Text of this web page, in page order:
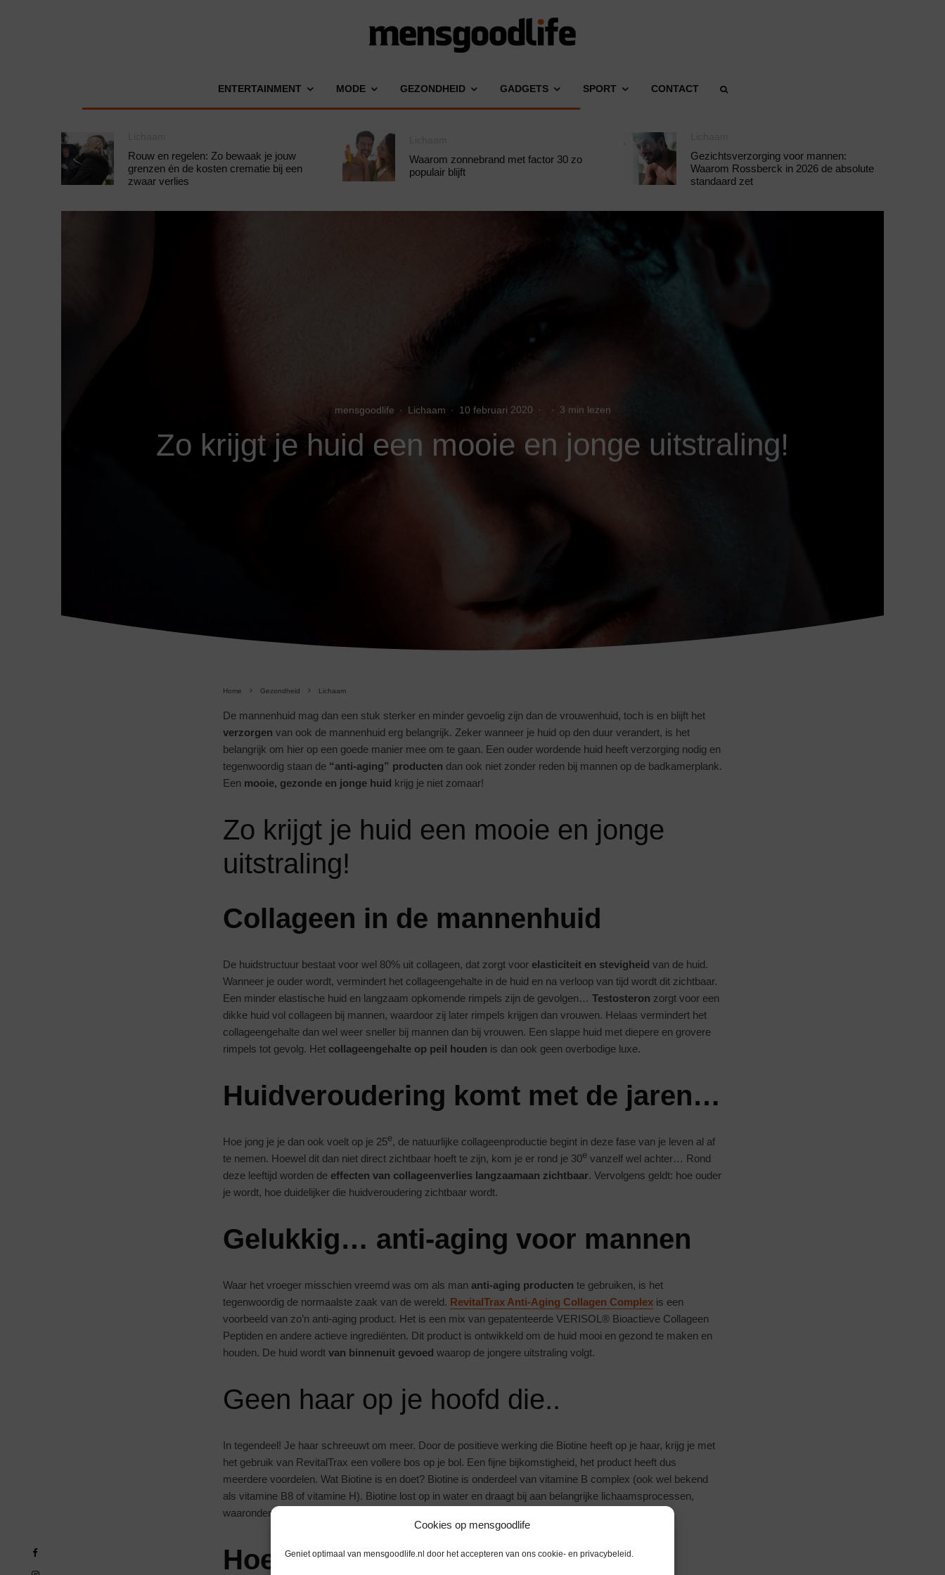
Cookies op mensgoodlife
Geniet optimaal van mensgoodlife.nl door het accepteren van ons cookie- en privacybeleid.
ENTERTAINMENT MODE GEZONDHEID GADGETS SPORT CONTACT
Rouw en regelen: Zo bewaak je jouw
grenzen én de kosten crematie bij een
zwaar verlies
Waarom zonnebrand met factor 30 zo
populair blijft
Gezichtsverzorging voor mannen:
Waarom Rossberck in 2026 de absolute
standaard zet
mensgoodlife · Lichaam · 10 februari 2020 · · 3 min lezen
Zo krijgt je huid een mooie en jonge uitstraling!
Home Gezondheid Lichaam
De mannenhuid mag dan een stuk sterker en minder gevoelig zijn dan de vrouwenhuid, toch is en blijft het
verzorgen van ook de mannenhuid erg belangrijk. Zeker wanneer je huid op den duur verandert, is het
belangrijk om hier op een goede manier mee om te gaan. Een ouder wordende huid heeft verzorging nodig en
tegenwoordig staan de “anti-aging” producten dan ook niet zonder reden bij mannen op de badkamerplank.
Een mooie, gezonde en jonge huid krijg je niet zomaar!
Zo krijgt je huid een mooie en jonge
uitstraling!
Collageen in de mannenhuid
De huidstructuur bestaat voor wel 80% uit collageen, dat zorgt voor elasticiteit en stevigheid van de huid.
Wanneer je ouder wordt, vermindert het collageengehalte in de huid en na verloop van tijd wordt dit zichtbaar.
Een minder elastische huid en langzaam opkomende rimpels zijn de gevolgen… Testosteron zorgt voor een
dikke huid vol collageen bij mannen, waardoor zij later rimpels krijgen dan vrouwen. Helaas vermindert het
collageengehalte dan wel weer sneller bij mannen dan bij vrouwen. Een slappe huid met diepere en grovere
rimpels tot gevolg. Het collageengehalte op peil houden is dan ook geen overbodige luxe.
Huidveroudering komt met de jaren…
Hoe jong je je dan ook voelt op je 25e, de natuurlijke collageenproductie begint in deze fase van je leven al af
te nemen. Hoewel dit dan niet direct zichtbaar hoeft te zijn, kom je er rond je 30e vanzelf wel achter… Rond
deze leeftijd worden de effecten van collageenverlies langzaamaan zichtbaar. Vervolgens geldt: hoe ouder
je wordt, hoe duidelijker die huidveroudering zichtbaar wordt.
Gelukkig… anti-aging voor mannen
Waar het vroeger misschien vreemd was om als man anti-aging producten te gebruiken, is het
tegenwoordig de normaalste zaak van de wereld. RevitalTrax Anti-Aging Collagen Complex is een
voorbeeld van zo’n anti-aging product. Het is een mix van gepatenteerde VERISOL® Bioactieve Collageen
Peptiden en andere actieve ingrediënten. Dit product is ontwikkeld om de huid mooi en gezond te maken en
houden. De huid wordt van binnenuit gevoed waarop de jongere uitstraling volgt.
Geen haar op je hoofd die..
In tegendeel! Je haar schreeuwt om meer. Door de positieve werking die Biotine heeft op je haar, krijg je met
het gebruik van RevitalTrax een vollere bos op je bol. Een fijne bijkomstigheid, het product heeft dus
meerdere voordelen. Wat Biotine is en doet? Biotine is onderdeel van vitamine B complex (ook wel bekend
als vitamine B8 of vitamine H). Biotine lost op in water en draagt bij aan belangrijke lichaamsprocessen,
waaronder de haargroei.
Hoe te gebruiken?